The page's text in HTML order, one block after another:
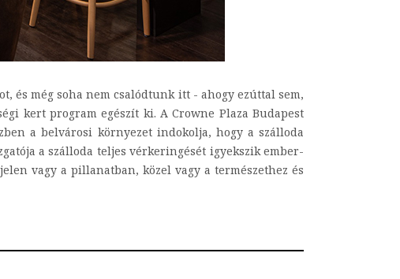
és még soha nem csalódtunk itt - ahogy ezúttal sem,
kert program egészít ki. A Crowne Plaza Budapest
a belvárosi környezet indokolja, hogy a szálloda
a szálloda teljes vérkeringését igyekszik ember-
vagy a pillanatban, közel vagy a természethez és